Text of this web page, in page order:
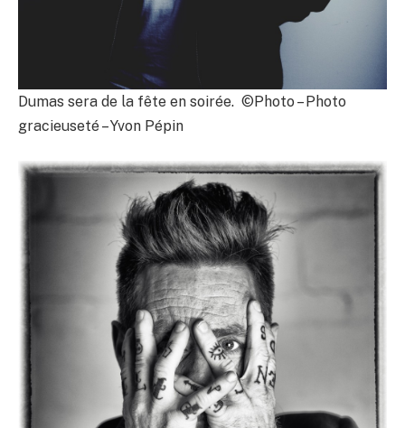
Dumas sera de la fête en soirée. ©Photo – Photo
gracieuseté – Yvon Pépin